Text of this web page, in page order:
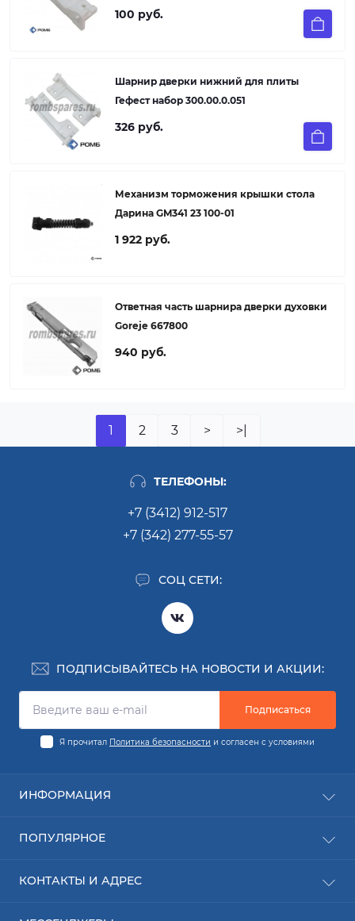
100 руб.
Шарнир дверки нижний для плиты
Гефест набор 300.00.0.051
326 руб.
Механизм торможения крышки стола
Дарина GM341 23 100-01
1 922 руб.
Ответная часть шарнира дверки духовки
Goreje 667800
940 руб.
1 2 3 > >|
ТЕЛЕФОНЫ:
+7 (3412) 912-517
+7 (342) 277-55-57
СОЦ СЕТИ:
ПОДПИСЫВАЙТЕСЬ НА НОВОСТИ И АКЦИИ:
Подписаться
Я прочитал Политика безопасности и согласен с условиями
ИНФОРМАЦИЯ
Заявка на ремонт
Доставка
ПОПУЛЯРНОЕ
Расходные материалы
КОНТАКТЫ И АДРЕС